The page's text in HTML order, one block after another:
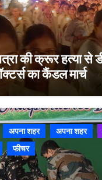
की क्रूर हत्या से
का कैंडल मार्च
अपना शहर अपना शहर
फीचर